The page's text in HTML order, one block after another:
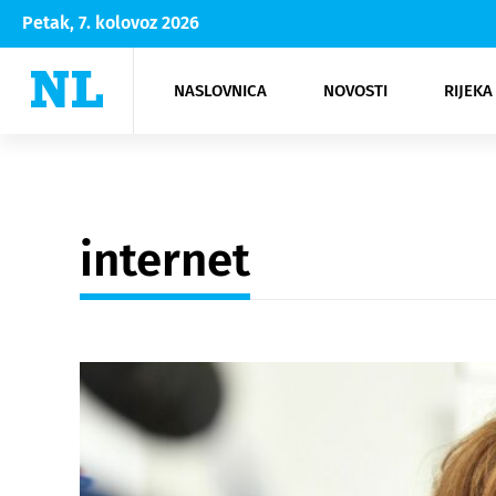
Petak, 7. kolovoz 2026
NASLOVNICA NOVOSTI
Rijeka Opatija
NK
Moda
Kultura
internet